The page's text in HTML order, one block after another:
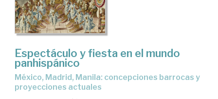
Espectáculo y fiesta en el mundo
panhispánico
México, Madrid, Manila: concepciones barrocas y
proyecciones actuales